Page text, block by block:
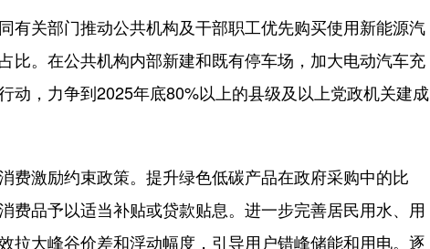
关部门推动公共机构及干部职工优先购买使用新能源汽
比。在公共机构内部新建和既有停车场，加大电动汽车充
动，力争到2025年底80%以上的县级及以上党政机关建成
激励约束政策。提升绿色低碳产品在政府采购中的比
费品予以适当补贴或贷款贴息。进一步完善居民用水、用
拉大峰谷价差和浮动幅度，引导用户错峰储能和用电。逐